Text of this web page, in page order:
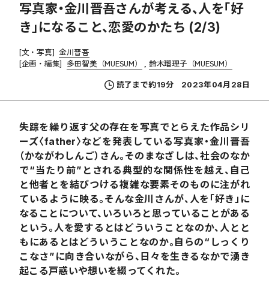
写真家・金川晋吾さんが考える、人を「好
き」になること、恋愛のかたち (2/3)
[文・写真] 金川晋吾
[企画・編集] 多田智美（MUESUM） 鈴木瑠理子（MUESUM）
読了まで約19分 2023年04月28日
失踪を繰り返す父の存在を写真でとらえた作品シリ
ーズ〈father〉などを発表している写真家・金川晋吾
（かながわしんご）さん。そのまなざしは、社会のなか
で“当たり前”とされる典型的な関係性を越え、自己
と他者とを結びつける複雑な要素そのものに注がれ
ているように映る。そんな金川さんが、人を「好き」に
なることについて、いろいろと思っていることがある
という。人を愛するとはどういうことなのか、人とと
もにあるとはどういうことなのか。自らの“しっくり
こなさ”に向き合いながら、日々を生きるなかで湧き
起こる戸惑いや想いを綴ってくれた。